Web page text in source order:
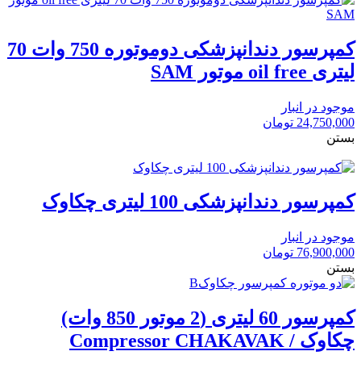
کمپرسور دندانپزشکی دوموتوره 750 وات 70
لیتری oil free موتور SAM
موجود در انبار
24,750,000 تومان
بستن
کمپرسور دندانپزشکی 100 لیتری چکاوک
موجود در انبار
76,900,000 تومان
بستن
کمپرسور 60 لیتری (2 موتور 850 وات)
چکاوک / Compressor CHAKAVAK